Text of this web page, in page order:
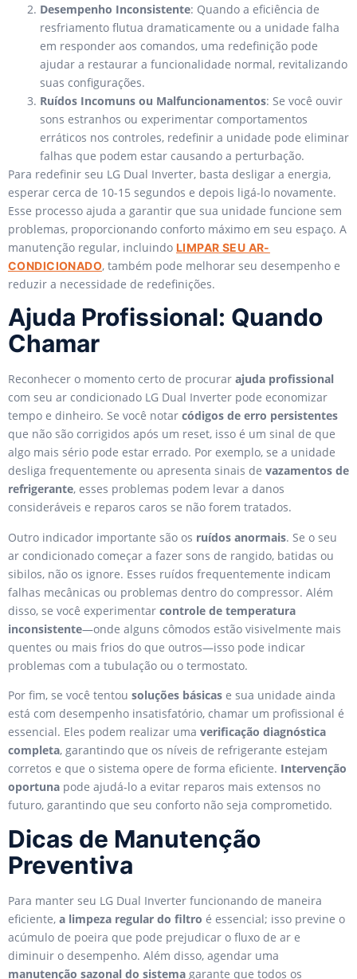
Desempenho Inconsistente: Quando a eficiência de
resfriamento flutua dramaticamente ou a unidade falha
em responder aos comandos, uma redefinição pode
ajudar a restaurar a funcionalidade normal, revitalizando
suas configurações.
Ruídos Incomuns ou Malfuncionamentos: Se você ouvir
sons estranhos ou experimentar comportamentos
erráticos nos controles, redefinir a unidade pode eliminar
falhas que podem estar causando a perturbação.
Para redefinir seu LG Dual Inverter, basta desligar a energia,
esperar cerca de 10-15 segundos e depois ligá-lo novamente.
Esse processo ajuda a garantir que sua unidade funcione sem
problemas, proporcionando conforto máximo em seu espaço. A
manutenção regular, incluindo LIMPAR SEU AR-
CONDICIONADO, também pode melhorar seu desempenho e
reduzir a necessidade de redefinições.
Ajuda Profissional: Quando
Chamar
Reconhecer o momento certo de procurar ajuda profissional
com seu ar condicionado LG Dual Inverter pode economizar
tempo e dinheiro. Se você notar códigos de erro persistentes
que não são corrigidos após um reset, isso é um sinal de que
algo mais sério pode estar errado. Por exemplo, se a unidade
desliga frequentemente ou apresenta sinais de vazamentos de
refrigerante, esses problemas podem levar a danos
consideráveis e reparos caros se não forem tratados.
Outro indicador importante são os ruídos anormais. Se o seu
ar condicionado começar a fazer sons de rangido, batidas ou
sibilos, não os ignore. Esses ruídos frequentemente indicam
falhas mecânicas ou problemas dentro do compressor. Além
disso, se você experimentar controle de temperatura
inconsistente—onde alguns cômodos estão visivelmente mais
quentes ou mais frios do que outros—isso pode indicar
problemas com a tubulação ou o termostato.
Por fim, se você tentou soluções básicas e sua unidade ainda
está com desempenho insatisfatório, chamar um profissional é
essencial. Eles podem realizar uma verificação diagnóstica
completa, garantindo que os níveis de refrigerante estejam
corretos e que o sistema opere de forma eficiente. Intervenção
oportuna pode ajudá-lo a evitar reparos mais extensos no
futuro, garantindo que seu conforto não seja comprometido.
Dicas de Manutenção
Preventiva
Para manter seu LG Dual Inverter funcionando de maneira
eficiente, a limpeza regular do filtro é essencial; isso previne o
acúmulo de poeira que pode prejudicar o fluxo de ar e
diminuir o desempenho. Além disso, agendar uma
manutenção sazonal do sistema garante que todos os